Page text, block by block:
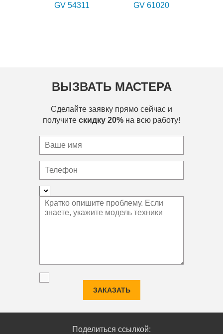
GV 54311
GV 61020
ВЫЗВАТЬ МАСТЕРА
Сделайте заявку прямо сейчас и
получите скидку 20% на всю работу!
ЗАКАЗАТЬ
Поделиться ссылкой: